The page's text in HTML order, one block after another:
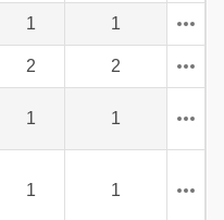
1
1
2
2
1 1
1 1